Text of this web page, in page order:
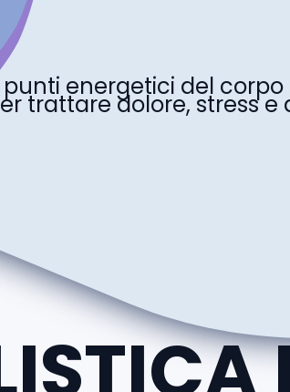
energetici del corpo
trattare dolore, stress e